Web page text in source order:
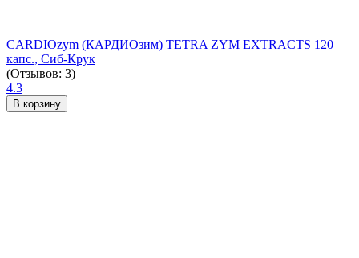
CARDIOzym (КАРДИОзим) TETRA ZYM EXTRACTS 120
капс., Сиб-Крук
(Отзывов: 3)
4.3
В корзину